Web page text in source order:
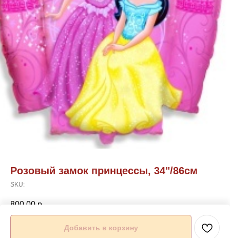
Розовый замок принцессы, 34"/86см
SKU:
800,00 р.
Добавить в корзину